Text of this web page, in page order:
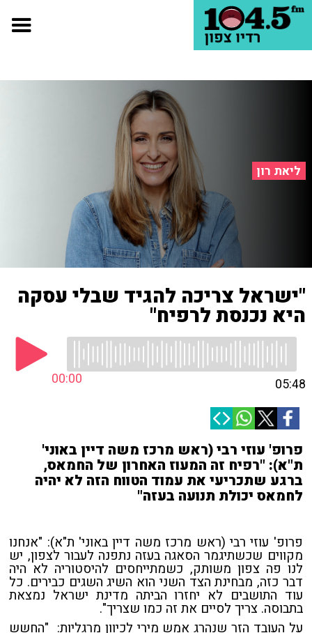
ליאת רון
"ישראל צריכה להגיד שבלי עסקה
היא נכנסת לרפיח"
00:00 05:48
פרופ' עוזי רבי (ראש מרכז משה דיין באוני'
ת"א): "רפיח זה המעוז האחרון של החמאס,
ברגע שתכריעי את עמוד הטווח הזה לא יהיה
לחמאס יכולת תנועה בעזה"
פרופ' עוזי רבי (ראש מרכז משה דיין באוני' ת"א): "אנחנו
מקווים שכשתיגמר הסאגה בעזה נתפנה לעבור לצפון, יש
לנו פה צפון משותק, כשמתייחסים להיסטוריה לא היה
דבר כזה, מבחינת הצד השני הוא השיג השגים כבירים. כל
עוד התושבים לא יחזרו הביתה מדינת ישראל נמצאת
בתבוסה. צריך לסיים את זה כמו שצריך".
על העובד הזר שנהרג אמש מירי לכיוון מרגליות: "החשש